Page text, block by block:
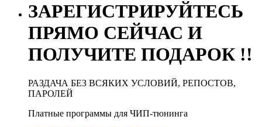
ЗАРЕГИСТРИРУЙТЕСЬ
ПРЯМО СЕЙЧАС И
ПОЛУЧИТЕ ПОДАРОК !!
РАЗДАЧА БЕЗ ВСЯКИХ УСЛОВИЙ, РЕПОСТОВ,
ПАРОЛЕЙ
Платные программы для ЧИП-тюнинга